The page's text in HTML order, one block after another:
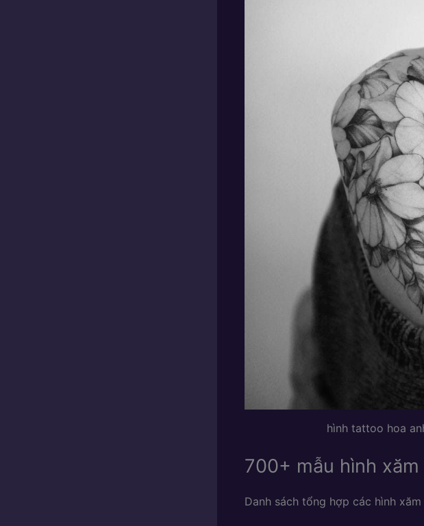
hình tattoo hoa
700+ mẫu hình
Danh sách tổng hợp các hình